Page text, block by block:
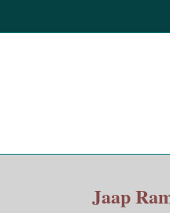
Jaap